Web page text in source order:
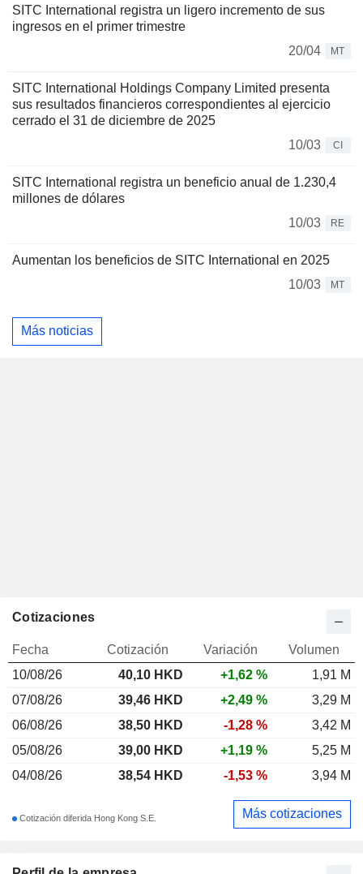
SITC International registra un ligero incremento de sus
ingresos en el primer trimestre
20/04
MT
SITC International Holdings Company Limited presenta
sus resultados financieros correspondientes al ejercicio
cerrado el 31 de diciembre de 2025
10/03
CI
SITC International registra un beneficio anual de 1.230,4
millones de dólares
10/03
RE
Aumentan los beneficios de SITC International en 2025
10/03
MT
Más noticias
Cotizaciones
Fecha Cotización Variación
Volumen
10/08/26
40,10 HKD +1,62 %
1,91 M
07/08/26
39,46 HKD +2,49 %
3,29 M
06/08/26
38,50 HKD -1,28 %
3,42 M
05/08/26
39,00 HKD +1,19 %
5,25 M
04/08/26
38,54 HKD -1,53 % 3,94 M
Cotización diferida Hong Kong S.E. Más cotizaciones